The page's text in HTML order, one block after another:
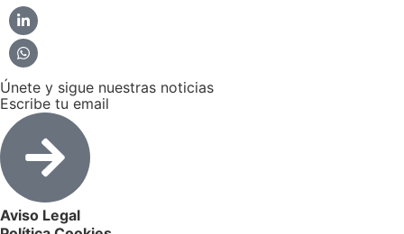
Únete y sigue nuestras noticias
Escribe tu email
Aviso Legal